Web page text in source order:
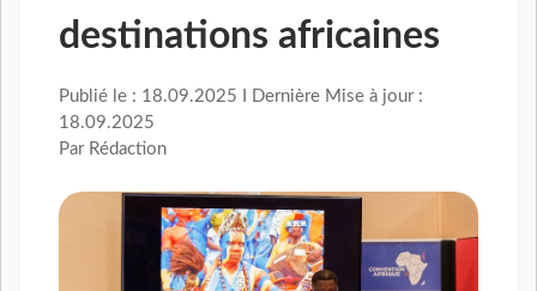
destinations africaines
Publié le : 18.09.2025 I Dernière Mise à jour :
18.09.2025
Par Rédaction